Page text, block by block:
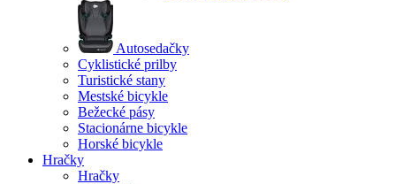
Autosedačky
Cyklistické prilby
Turistické stany
Mestské bicykle
Bežecké pásy
Stacionárne bicykle
Horské bicykle
Hračky
Hračky